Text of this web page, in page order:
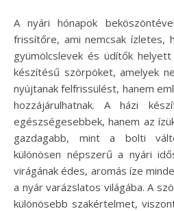
A nyári hónapok beköszöntével sokan vágyunk valami
frissítőre, ami nemcsak ízletes,
gyümölcslevek és üdítők
készítésű szörpöket, amelyek
nyújtanak felfrissülést, hanem
hozzájárulhatnak. A házi
egészségesebbek, hanem az
gazdagabb, mint a bolti
különösen népszerű a nyári
virágának édes, aromás íze
a nyár varázslatos világába. A
különösebb szakértelmet,